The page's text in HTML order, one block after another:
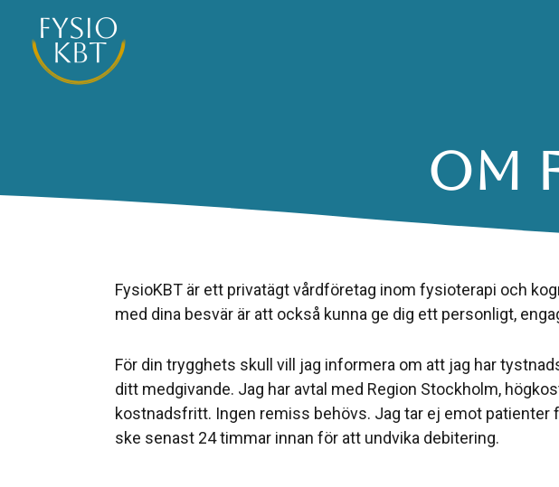
innehåll
Om
FysioKBT är ett privatägt vårdföretag inom fysioterapi och
med dina besvär är att också kunna ge dig ett personligt,
För din trygghets skull vill jag informera om att jag har
ditt medgivande. Jag har avtal med Region Stockholm,
kostnadsfritt. Ingen remiss behövs. Jag tar ej emot patienter
ske senast 24 timmar innan för att undvika debitering.